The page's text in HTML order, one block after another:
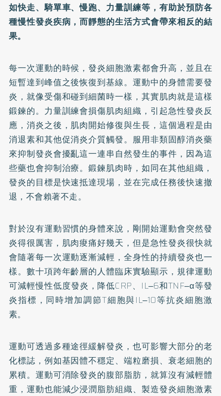
如快走、騎單車、慢跑、力量訓練等，有助於預防各
種慢性發炎疾病，而靜態的生活方式會帶來相反的結
果。
每一次運動的時候，發炎細胞激素都會升高，並且在
短暫達到峰值之後恢復到基線。運動中的身體需要發
炎，就像受傷和碰到細菌時一樣，其實肌肉就是這樣
鍛鍊的。力量訓練會損傷肌肉組織，引起急性發炎反
應，消炎之後，肌肉開始修復與生長，這個過程是由
消退素和其他促消炎介質觸發。服用非類固醇消炎藥
來抑制發炎會擾亂這一連串自然發生的事件，因為這
些藥也會抑制治療。鍛鍊肌肉時，如同在其他組織，
發炎的目標是快速抵達現場，並在完成任務後快速撤
退，不會賴著不走。
對於沒有運動習慣的身體來說，剛開始運動會突然發
炎得很厲害，肌肉痠痛好幾天，但是急性發炎很快就
會隨著每一次運動逐漸減輕，全身性的持續發炎也一
樣。數十項跨年齡層的人體臨床實驗顯示，規律運動
可減輕慢性低度發炎，降低CRP、IL‒6和TNF‒α等發
炎指標，同時增加調節T細胞與IL‒10等抗炎細胞激
素。
運動可透過多種途徑緩解發炎，也可影響大部分的老
化標誌，例如基因體不穩定、端粒磨損、衰老細胞的
累積。運動可消除發炎的腹部脂肪，就算沒有減輕體
重，運動也能減少浸潤脂肪組織、製造發炎細胞激素